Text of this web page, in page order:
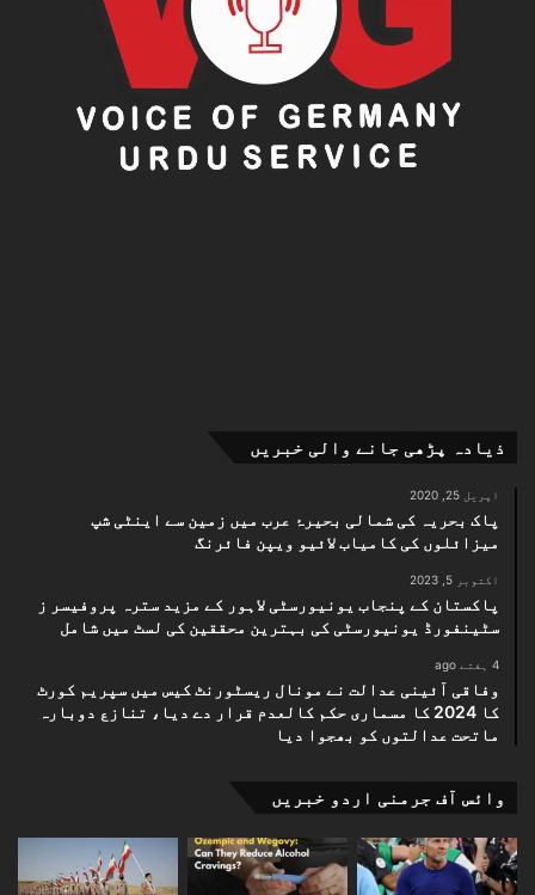
ذیادہ پڑھی جانے والی خبریں
اپریل 25, 2020
پاک بحریہ کی شمالی بحیرۂ عرب میں زمین سے اینٹی شپ
میزائلوں کی کامیاب لائیو ویپن فائرنگ
اکتوبر 5, 2023
پاکستان کے پنجاب یونیورسٹی لاہور کے مزید سترہ پروفیسر ز
سٹینفورڈ یونیورسٹی کی بہترین محققین کی لسٹ میں شامل
4 ہفتے ago
وفاقی آئینی عدالت نے مونال ریسٹورنٹ کیس میں سپریم کورٹ
کا 2024 کا مسماری حکم کالعدم قرار دے دیا، تنازع دوبارہ
ماتحت عدالتوں کو بھجوا دیا
وائس آف جرمنی اردو خبریں